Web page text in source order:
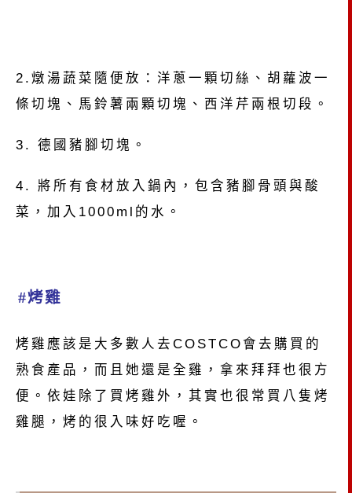
2.燉湯蔬菜隨便放：洋蔥一顆切絲、胡蘿波一
條切塊、馬鈴薯兩顆切塊、西洋芹兩根切段。
3. 德國豬腳切塊。
4. 將所有食材放入鍋內，包含豬腳骨頭與酸
菜，加入1000ml的水。
#烤雞
烤雞應該是大多數人去COSTCO會去購買的
熟食產品，而且她還是全雞，拿來拜拜也很方
便。依娃除了買烤雞外，其實也很常買八隻烤
雞腿，烤的很入味好吃喔。